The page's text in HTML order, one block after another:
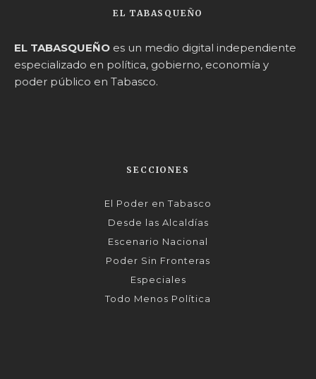
EL TABASQUEÑO
EL TABASQUEÑO es un medio digital independiente
especializado en política, gobierno, economía y
poder público en Tabasco.
SECCIONES
El Poder en Tabasco
Desde las Alcaldías
Escenario Nacional
Poder Sin Fronteras
Especiales
Todo Menos Política